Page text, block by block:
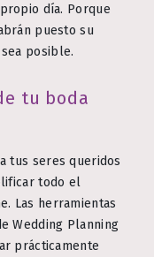
día. Porque
puesto su
posible.
tu boda
tus seres queridos
todo el
Las herramientas
Wedding Planning
prácticamente